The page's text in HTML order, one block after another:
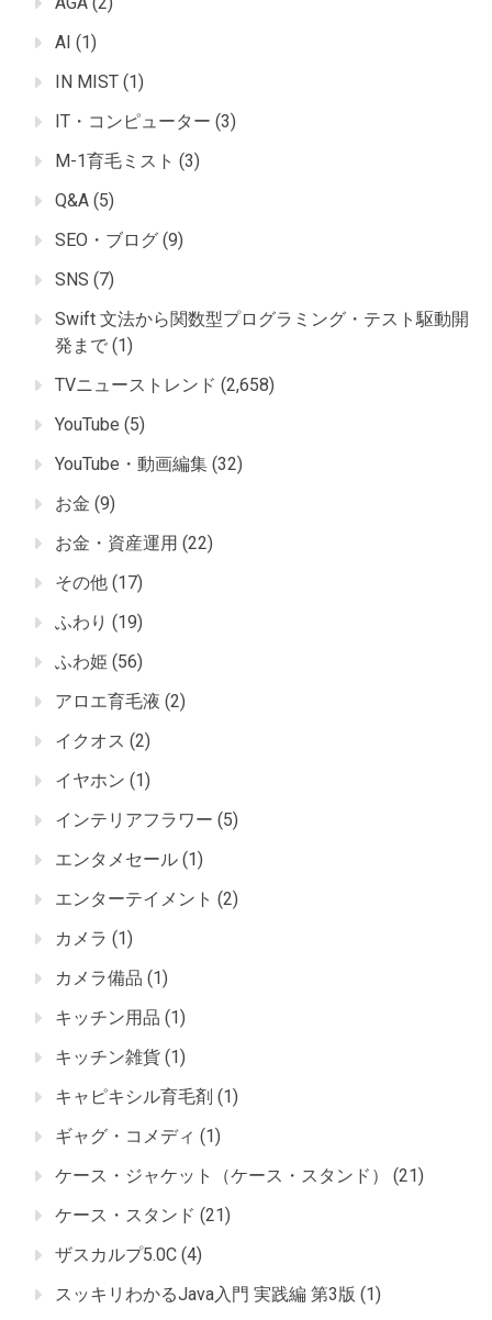
AI (1)
IN MIST (1)
IT・コンピューター (3)
M-1育毛ミスト (3)
Q&A (5)
SEO・ブログ (9)
SNS (7)
Swift 文法から関数型プログラミング・テスト駆動開
発まで (1)
TVニューストレンド (2,658)
YouTube (5)
YouTube・動画編集 (32)
お金 (9)
お金・資産運用 (22)
その他 (17)
ふわり (19)
ふわ姫 (56)
アロエ育毛液 (2)
イクオス (2)
イヤホン (1)
インテリアフラワー (5)
エンタメセール (1)
エンターテイメント (2)
カメラ (1)
カメラ備品 (1)
キッチン用品 (1)
キッチン雑貨 (1)
キャピキシル育毛剤 (1)
ギャグ・コメディ (1)
ケース・ジャケット（ケース・スタンド）
(21)
ケース・スタンド (21)
ザスカルプ5.0C (4)
スッキリわかるJava入門 実践編 第3版 (1)